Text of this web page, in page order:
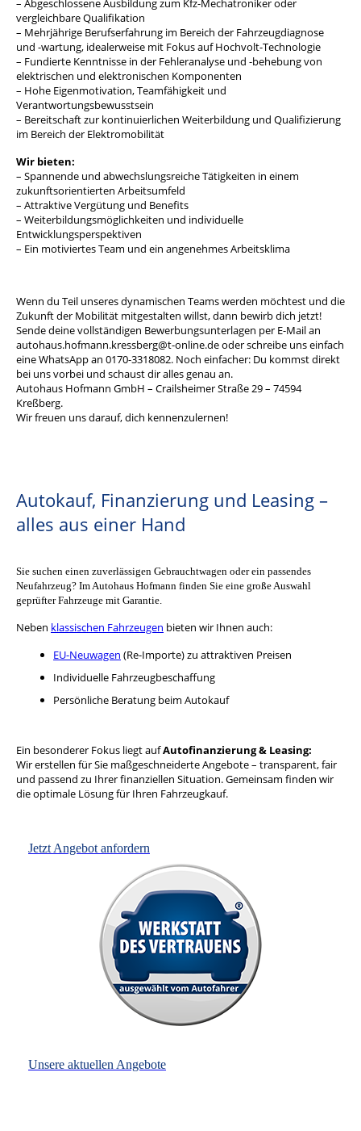
vergleichbare Qualifikation
– Mehrjährige Berufserfahrung im Bereich der Fahrzeugdiagnose
und -wartung, idealerweise mit Fokus auf Hochvolt-Technologie
– Fundierte Kenntnisse in der Fehleranalyse und -behebung von
elektrischen und elektronischen Komponenten
– Hohe Eigenmotivation, Teamfähigkeit und
Verantwortungsbewusstsein
– Bereitschaft zur kontinuierlichen Weiterbildung und Qualifizierung
im Bereich der Elektromobilität
Wir bieten:
– Spannende und abwechslungsreiche Tätigkeiten in einem
zukunftsorientierten Arbeitsumfeld
– Attraktive Vergütung und Benefits
– Weiterbildungsmöglichkeiten und individuelle
Entwicklungsperspektiven
– Ein motiviertes Team und ein angenehmes Arbeitsklima
Wenn du Teil unseres dynamischen Teams werden möchtest und die
Zukunft der Mobilität mitgestalten willst, dann bewirb dich jetzt!
Sende deine vollständigen Bewerbungsunterlagen per E-Mail an
autohaus.hofmann.kressberg@t-online.de oder schreibe uns einfach
eine WhatsApp an 0170-3318082. Noch einfacher: Du kommst direkt
bei uns vorbei und schaust dir alles genau an.
Autohaus Hofmann GmbH – Crailsheimer Straße 29 – 74594
Kreßberg.
Wir freuen uns darauf, dich kennenzulernen!
Autokauf, Finanzierung und Leasing –
alles aus einer Hand
Sie suchen einen zuverlässigen Gebrauchtwagen oder ein passendes
Neufahrzeug? Im Autohaus Hofmann finden Sie eine große Auswahl
geprüfter Fahrzeuge mit Garantie.
Neben klassischen Fahrzeugen bieten wir Ihnen auch:
EU-Neuwagen (Re-Importe) zu attraktiven Preisen
Individuelle Fahrzeugbeschaffung
Persönliche Beratung beim Autokauf
Ein besonderer Fokus liegt aufAutofinanzierung & Leasing:
Wir erstellen für Sie maßgeschneiderte Angebote – transparent, fair
und passend zu Ihrer finanziellen Situation. Gemeinsam finden wir
die optimale Lösung für Ihren Fahrzeugkauf.
Jetzt Angebot anfordern
Unsere aktuellen Angebote